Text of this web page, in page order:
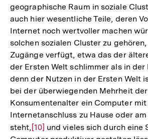
geographische Raum in soziale
auch hier wesentliche Teile, deren
Internet noch wertvoller machen
solchen sozialen Cluster zu
Zugänge verfügt, etwa das der
der Ersten Welt schlimmer als in der
denn der Nutzen in der Ersten Welt
bei der überwiegenden Mehrheit
Konsumentenalter ein Computer mit
Internetanschluss zu Hause oder
steht, Zur
[10] und vieles sich durch eine